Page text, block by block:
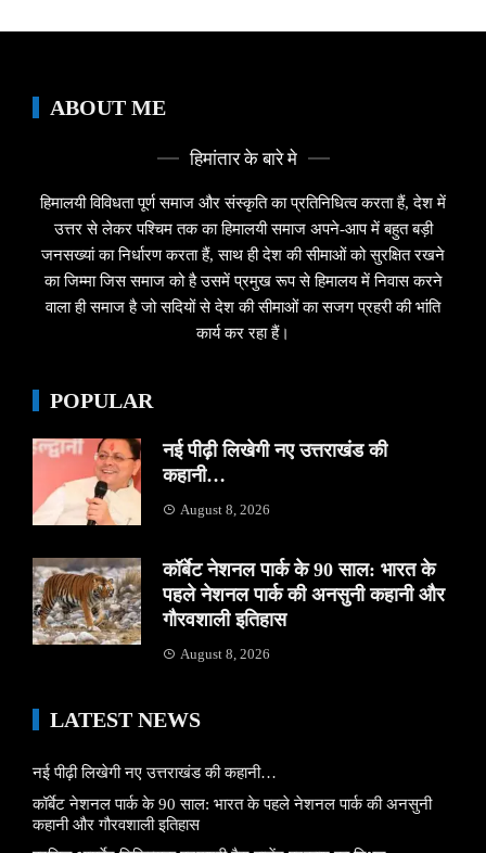
ABOUT ME
हिमांतार के बारे मे
हिमालयी विविधता पूर्ण समाज और संस्कृति का प्रतिनिधित्व करता हैं, देश में
उत्तर से लेकर पश्चिम तक का हिमालयी समाज अपने-आप में बहुत बड़ी
जनसख्यां का निर्धारण करता हैं, साथ ही देश की सीमाओं को सुरक्षित रखने
का जिम्मा जिस समाज को है उसमें प्रमुख रूप से हिमालय में निवास करने
वाला ही समाज है जो सदियों से देश की सीमाओं का सजग प्रहरी की भांति
कार्य कर रहा हैं।
POPULAR
नई पीढ़ी लिखेगी नए उत्तराखंड की
कहानी…
August 8, 2026
कॉर्बेट नेशनल पार्क के 90 साल: भारत के
पहले नेशनल पार्क की अनसुनी कहानी और
गौरवशाली इतिहास
August 8, 2026
LATEST NEWS
नई पीढ़ी लिखेगी नए उत्तराखंड की कहानी…
कॉर्बेट नेशनल पार्क के 90 साल: भारत के पहले नेशनल पार्क की अनसुनी
कहानी और गौरवशाली इतिहास